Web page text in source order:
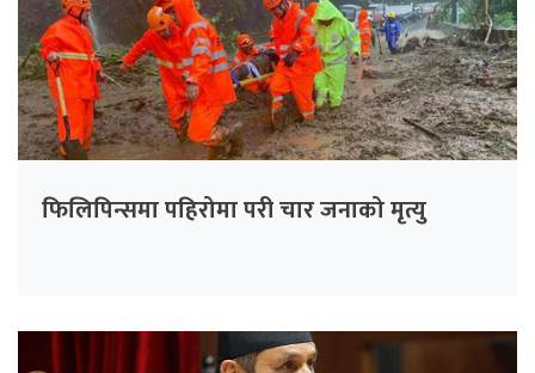
फिलिपिन्समा पहिरोमा परी चार जनाको मृत्यु